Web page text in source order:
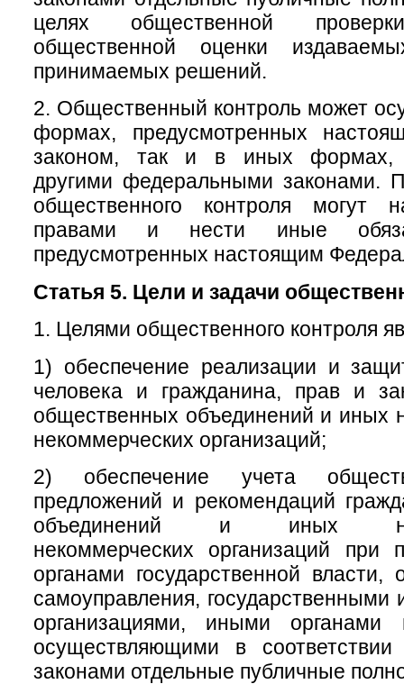
целях общественной
общественной оценки
принимаемых решений.
2. Общественный контроль может
формах, предусмотренных
законом, так и в иных формах,
другими федеральными законами.
общественного контроля могут
правами и нести иные
предусмотренных настоящим
Статья 5. Цели и задачи
1. Целями общественного контроля
1) обеспечение реализации и
человека и гражданина, прав и
общественных объединений и иных
некоммерческих организаций;
2) обеспечение учета
предложений и рекомендаций
объединений и иных
некоммерческих организаций при
органами государственной власти,
самоуправления,
организациями, иными органами
осуществляющими в
законами отдельные публичные